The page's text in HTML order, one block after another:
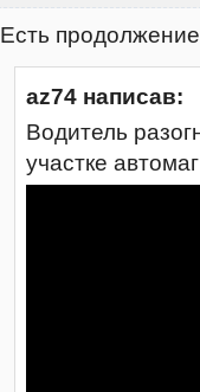
Есть продолжение
az74 написав:
Водитель
участке